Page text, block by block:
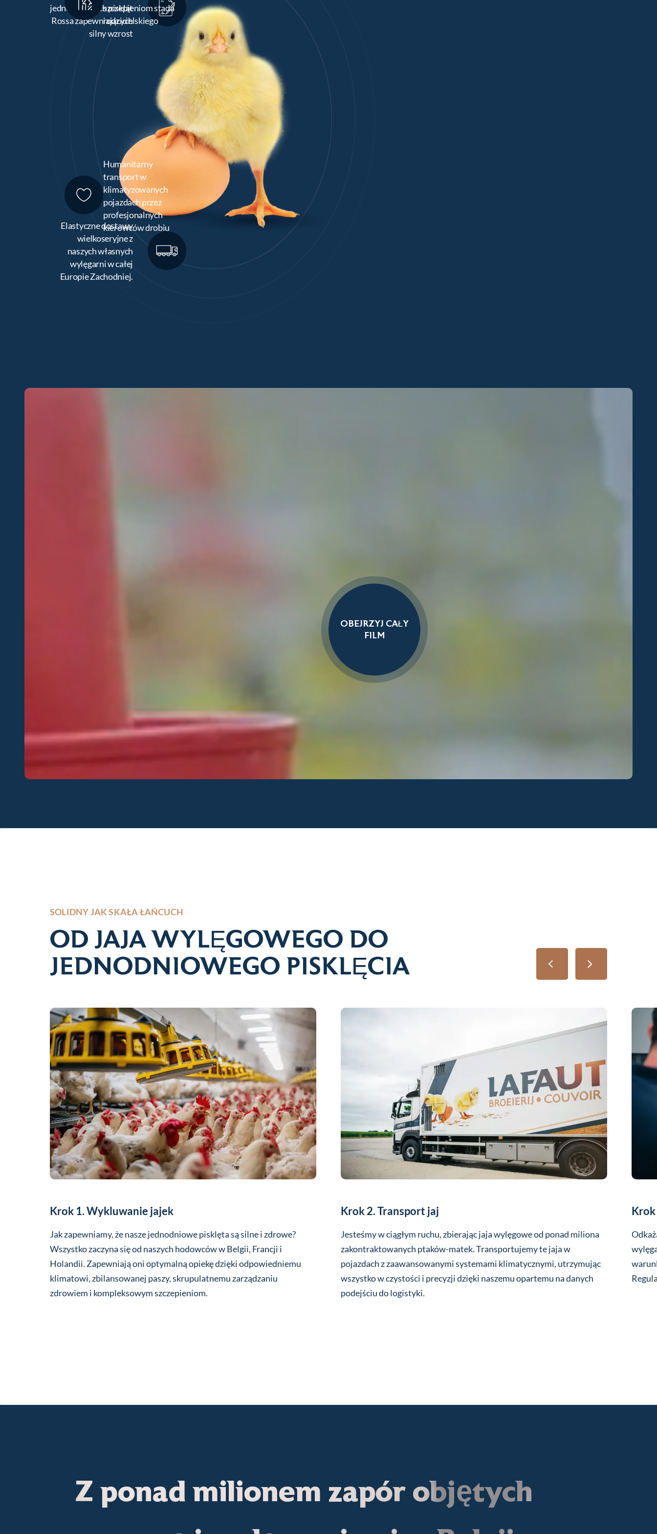
jednodniowych piskląt
Rossa zapewniających
silny wzrost
Elastyczne dostawy
wielkoseryjne z
naszych własnych
wylęgarni w całej
Europie Zachodniej.
szczepieniom stada
rodzicielskiego
Humanitarny
transport w
klimatyzowanych
pojazdach przez
profesjonalnych
kierowców drobiu
OBEJRZYJ CAŁY
FILM
SOLIDNY JAK SKAŁA ŁAŃCUCH
OD JAJA WYLĘGOWEGO DO
JEDNODNIOWEGO PISKLĘCIA
Krok 1. Wykluwanie jajek
Jak zapewniamy, że nasze jednodniowe pisklęta są silne i zdrowe?
Wszystko zaczyna się od naszych hodowców w Belgii, Francji i
Holandii. Zapewniają oni optymalną opiekę dzięki odpowiedniemu
klimatowi, zbilansowanej paszy, skrupulatnemu zarządzaniu
zdrowiem i kompleksowym szczepieniom.
Krok 2. Transport jaj
Jesteśmy w ciągłym ruchu, zbierając jaja wylęgowe od ponad miliona
zakontraktowanych ptaków-matek. Transportujemy te jaja w
pojazdach z zaawansowanymi systemami klimatycznymi, utrzymując
wszystko w czystości i precyzji dzięki naszemu opartemu na danych
podejściu do logistyki.
Z ponad milionem zapór objętych